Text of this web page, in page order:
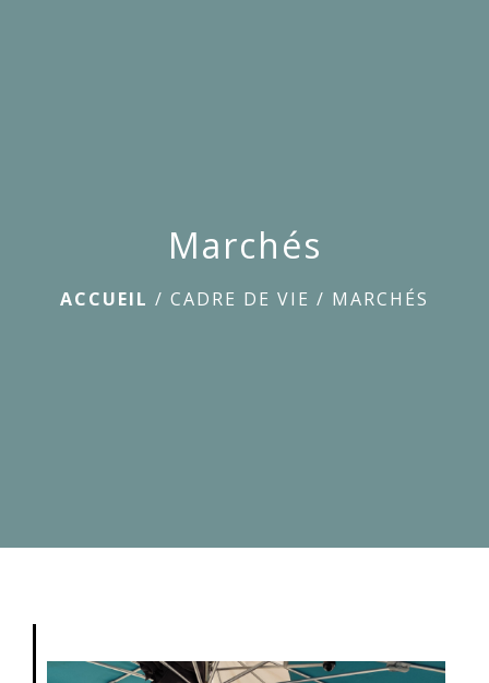
Marchés
ACCUEIL / CADRE DE VIE / MARCHÉS